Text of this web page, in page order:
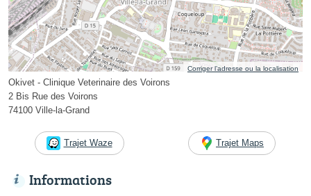
Corriger l’adresse ou la localisation
Okivet - Clinique Veterinaire des Voirons
2 Bis Rue des Voirons
74100 Ville-la-Grand
Trajet Waze Trajet Maps
Informations